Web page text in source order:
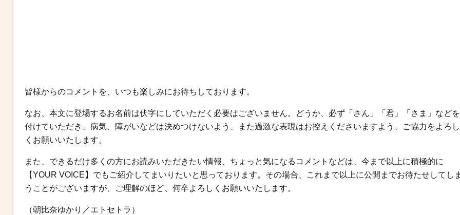
皆様からのコメントを、いつも楽しみにお待ちしております。
なお、本文に登場するお名前は伏字にしていただく必要はございません。どうか、必ず「さん」「君」「さま」などを
付けていただき、病気、障がいなどは決めつけないよう、また過激な表現はお控えくださいますよう、ご協力をよろし
くお願いいたします。
また、できるだけ多くの方にお読みいただきたい情報、ちょっと気になるコメントなどは、今まで以上に積極的に
【YOUR VOICE】でもご紹介してまいりたいと思っております。その場合、これまで以上に公開までお待たせしてし
うことがございますが、ご理解のほど、何卒よろしくお願いいたします。
（朝比奈ゆかり／エトセトラ）